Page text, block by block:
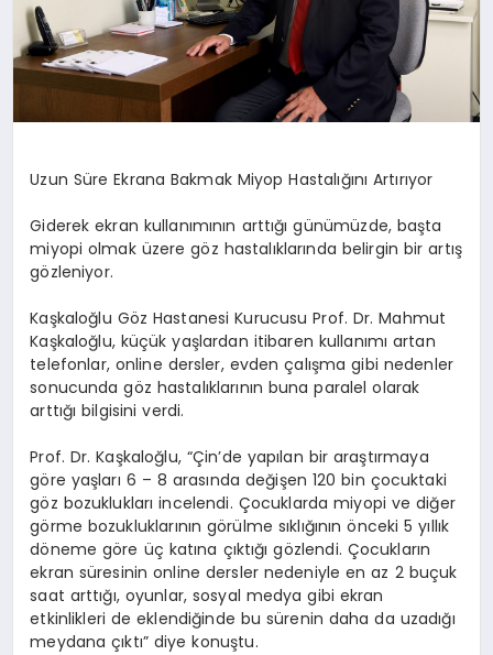
Uzun Süre Ekrana Bakmak Miyop Hastalığını Artırıyor
Giderek ekran kullanımının arttığı günümüzde, başta
miyopi olmak üzere göz hastalıklarında belirgin bir artış
gözleniyor.
Kaşkaloğlu Göz Hastanesi Kurucusu Prof. Dr. Mahmut
Kaşkaloğlu, küçük yaşlardan itibaren kullanımı artan
telefonlar, online dersler, evden çalışma gibi nedenler
sonucunda göz hastalıklarının buna paralel olarak
arttığı bilgisini verdi.
Prof. Dr. Kaşkaloğlu, “Çin’de yapılan bir araştırmaya
göre yaşları 6 – 8 arasında değişen 120 bin çocuktaki
göz bozuklukları incelendi. Çocuklarda miyopi ve diğer
görme bozukluklarının görülme sıklığının önceki 5 yıllık
döneme göre üç katına çıktığı gözlendi. Çocukların
ekran süresinin online dersler nedeniyle en az 2 buçuk
saat arttığı, oyunlar, sosyal medya gibi ekran
etkinlikleri de eklendiğinde bu sürenin daha da uzadığı
meydana çıktı” diye konuştu.